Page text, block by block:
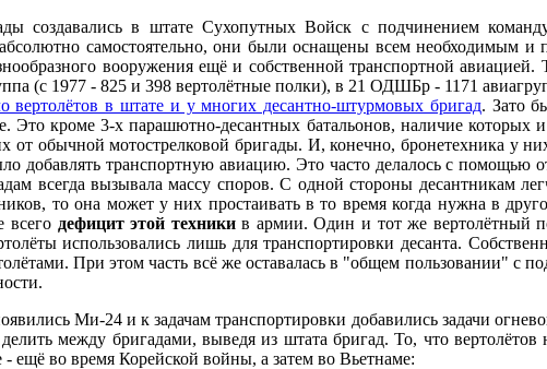
создавались в штате Сухопутных Войск с подчинением
самостоятельно, они были оснащены всем необходимым
вооружения ещё и собственной транспортной
(с 1977 - 825 и 398 вертолётные полки), в 21 ОДШБр - 1171
вертолётов в штате и у многих десантно-штурмовых бригад. Зато
Это кроме 3-х парашютно-десантных батальонов, наличие которых
от обычной мотострелковой бригады. И, конечно, бронетехника
добавлять транспортную авиацию. Это часто делалось с помощью
всегда вызывала массу споров. С одной стороны десантникам
то она может у них простаивать в то время когда нужна в
всего дефицит этой техникив армии. Один и тот же вертолётный
использовались лишь для транспортировки десанта.
При этом часть всё же оставалась в "общем пользовании" с
Ми-24 и к задачам транспортировки добавились задачи
между бригадами, выведя из штата бригад. То, что
ещё во время Корейской войны, а затем во Вьетнаме: